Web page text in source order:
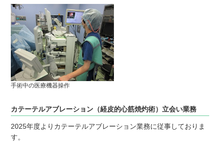
手術中の医療機器操作
カテーテルアブレーション（経皮的心筋焼灼術）立会い業務
2025年度よりカテーテルアブレーション業務に従事しておりま
す。